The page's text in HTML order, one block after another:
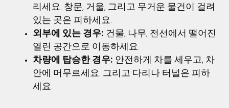
리세요. 창문, 거울, 그리고 무거운 물건이 걸려
있는 곳은 피하세요.
외부에 있는 경우: 건물, 나무, 전선에서 떨어진
열린 공간으로 이동하세요.
차량에 탑승한 경우: 안전하게 차를 세우고, 차
안에 머무르세요. 그리고 다리나 터널은 피하
세요.